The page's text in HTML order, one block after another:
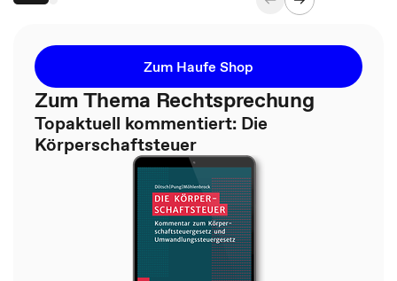
Zum Haufe Shop
Zum Thema Rechtsprechung
Topaktuell kommentiert: Die
Körperschaftsteuer